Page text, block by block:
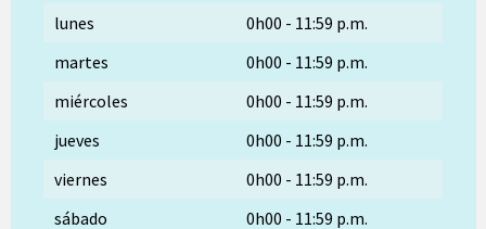
lunes 0h00 - 11:59 p.m.
martes
0h00 - 11:59 p.m.
miércoles
0h00 - 11:59 p.m.
jueves
0h00 - 11:59 p.m.
viernes
0h00 - 11:59 p.m.
sábado
0h00 - 11:59 p.m.